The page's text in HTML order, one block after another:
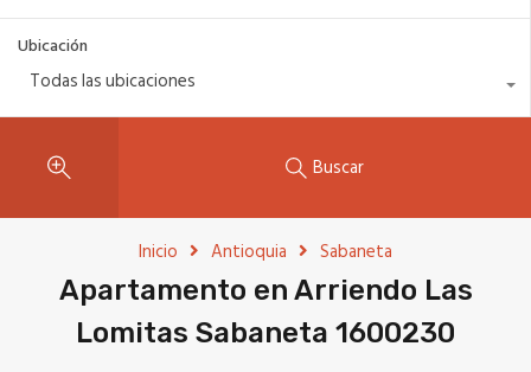
Ubicación
Todas las ubicaciones
Buscar
Inicio Antioquia Sabaneta
Apartamento en Arriendo Las
Lomitas Sabaneta 1600230